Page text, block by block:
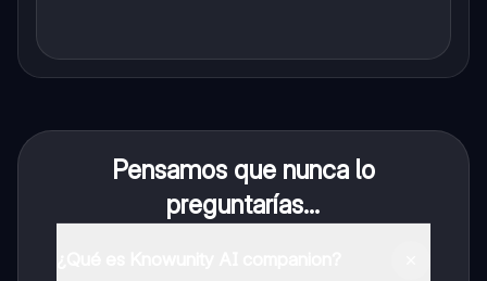
Pensamos que nunca lo
preguntarías...